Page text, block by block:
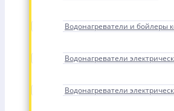
Водонагреватели и бойлеры
Водонагреватели
Водонагреватели